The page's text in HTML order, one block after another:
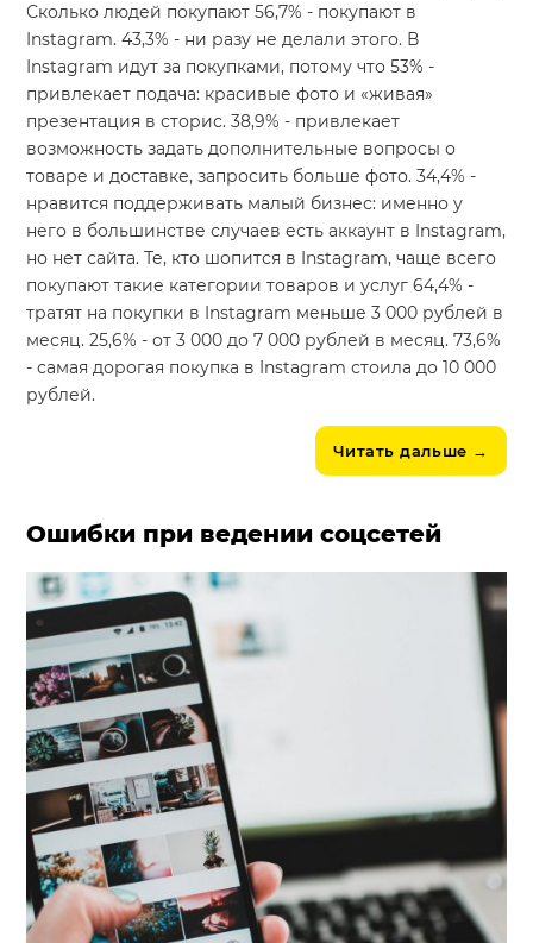
Сколько людей покупают 56,7% - покупают в
Instagram. 43,3% - ни разу не делали этого. В
Instagram идут за покупками, потому что 53% -
привлекает подача: красивые фото и «живая»
презентация в сторис. 38,9% - привлекает
возможность задать дополнительные вопросы о
товаре и доставке, запросить больше фото. 34,4% -
нравится поддерживать малый бизнес: именно у
него в большинстве случаев есть аккаунт в Instagram,
но нет сайта. Те, кто шопится в Instagram, чаще всего
покупают такие категории товаров и услуг 64,4% -
тратят на покупки в Instagram меньше 3 000 рублей в
месяц. 25,6% - от 3 000 до 7 000 рублей в месяц. 73,6%
- самая дорогая покупка в Instagram стоила до 10 000
рублей.
Читать дальше →
Ошибки при ведении соцсетей